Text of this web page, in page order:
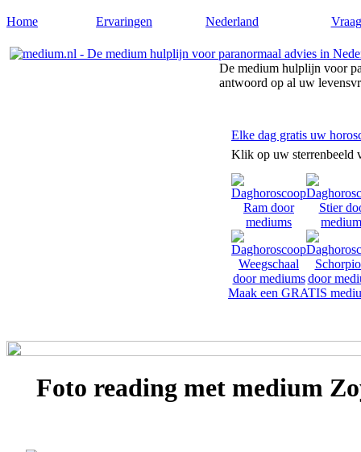
Home Ervaringen Nederland
De medium hulplijn voor
antwoord op al uw
Elke dag gratis uw
Klik op uw sterrenbeeld
Maak een GRATIS
Foto reading met medium